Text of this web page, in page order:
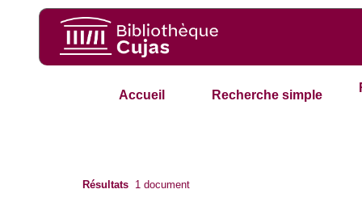
Accueil Recherche simple
Résultats 1 document